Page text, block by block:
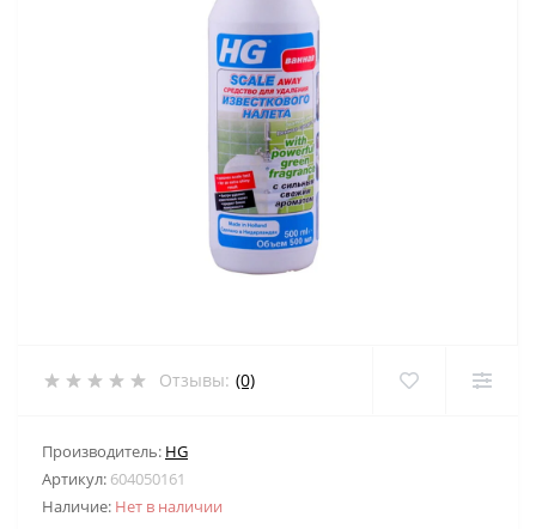
Отзывы: (0)
Производитель: HG
Артикул: 604050161
Наличие: Нет в наличии